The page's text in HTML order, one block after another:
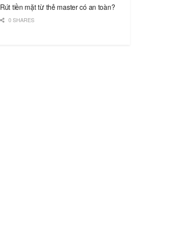
Rút tiền mặt từ thẻ master có an toàn?
0 SHARES